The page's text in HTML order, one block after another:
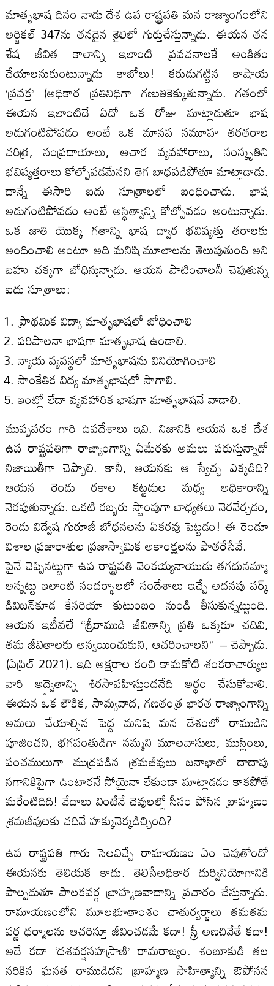
మాతృభాష దినం నాడు దేశ ఉప రాష్ట్రపతి మన రాజ్యాంగంలోని
అర్జికల్‌ 347ను తనదైన శైలిలో గుర్తుచేస్తున్నాడు. ఈయన తన
శేష జీవిత కాలాన్ని ఇలాంటి ప్రవచనాలకే అంకితం
చేయాలనుకుంటున్నాడు కాబోలు! కరుడుగట్టిన కాషాయ
‘ప్రవక్త’ (అధికార ప్రతినిధిగా గణుతికెక్కుతున్నాడు. గతంలో
ఈయన ఇలాంటిదే ఏదో ఒక రోజు మాట్లాడుతూ భాష
అడుగంటిపోవడం అంటే ఒక మానవ సమూహ తరతరాల
చరిత్ర, సంప్రదాయాలు, ఆచార వ్యవహారాలు, సంస్కృతిని
భవిష్యత్తరాలు కోల్పోవడమేనని తెగ బాధపడిపోతూ మాట్లాడాడు.
దాన్నే ఈసారి ఐదు సూత్రాలలో బంధించాడు. భాష
అడుగంటిపోవడం అంటే అస్థిత్వాన్ని కోల్పోవడం అంటున్నాడు.
ఒక జాతి యొక్క గతాన్ని భాష ద్వార భవిష్యత్తు తరాలకు
అందించాలి అంటూ అది మనిషి మూలాలను తెలుపుతుంది అని
బహు చక్కగా బోధిస్తున్నాడు. ఆయన పాటించాలనీ చెపుతున్న
ఐదు సూత్రాలు:
ప్రాథమిక విద్యా మాతృభాషలో బోధించాలి
పరిపాలనా భాషగా మాతృభాష ఉండాలి.
న్యాయ వ్యవస్థలో మాతృభాషను వినియోగించాలి
సాంకేతిక విద్య మాతృభాషలో సాగాలి.
ఇంట్లో లేదా వ్యవహారిక భాషగా మాతృభాషనే వాడాలి.
ముప్పవరం గారి ఉపదేశాలు ఇవి. నిజానికి ఆయన ఒక దేశ
ఉప రాష్ట్రపతిగా రాజ్యాంగాన్ని ఏమేరకు అమలు పరుస్తున్నాడో
నిజాయితీగా చెప్పాలి. కానీ, ఆయ‌న‌కు ఆ స్వేచ్ఛ‌ ఎక్కడిది?
ఆయన రెండు రకాల కట్టడుల మధ్య అధికారాన్ని
నెరపుతున్నాడు. ఒకటి రబ్బరు స్టాంపుగా బాధ్యతలు నెరవేర్చడం,
రెండు విద్వేష గురూజీ బోధనలను ఏకరవు పెట్టడం! ఈ రెండూ
విశాల ప్రజారాశుల ప్రజాస్వామిక అకాంక్షలను పాతరేసేవే.
పైనే చెప్పినట్టుగా ఉప రాష్ట్ర‌ప‌తి వెంక‌య్య‌నాయుడు తగదునమ్మా
అన్నట్టు ఇలాంటి సందర్భాలలో సందేశాలు ఇచ్చే అదనపు వర్క్‌
డివిజన్‌కూడ కేసరియా కుటుంబం నుండి తీసుకున్నట్టుంది.
ఆయన ఇటీవలే “శ్రీరాముడి జీవితాన్ని ప్రతి ఒక్కరూ చదివి,
తమ జీవితాలకు అన్వ‌యించుకుని, ఆచరించాలని” – చెప్పాడు.
(ఏప్రిల్‌ 2021). ఇది అక్షరాల కంచి కామకోటి శంకరాచార్యుల
వారి అద్వైతాన్ని శిరసావహిస్తుందనేది అర్థం చేసుకోవాలి.
ఈయన ఒక లౌకిక, సామ్యవాద, గణతంత్ర భారత రాజ్యాంగాన్ని
అమలు చేయాల్సిన పెద్ద మనిషి మన దేశంలో రాముడిని
పూజించని, భగవంతుడిగా నమ్మని మూలవాసులు, ముస్లింలు,
పంచములుగా ముద్రపడిన శ్రమజీవులు జనాభాలో దాదాపు
సగానికిపైగా ఉంటారనే సోయైనా లేకుండా మాట్లాడడం కాకపోతే
మరేంటిదిది! వేదాలు వింటేనే చెవులల్లో సీసం పోసిన బ్రాహ్మణం
శ్రమజీవులకు చదివే హక్కునెక్కడిచ్చింది?
ఉప రాష్ట్రపతి గారు సెలవిచ్చే రామాయణం ఏం చెపుతోందో
ఈయనకు తెలియక కాదు. తెలిసేఅధికార దుర్వినియోగానికి
పాల్పడుతూ పాలకవర్గ బ్రాహ్మణవాదాన్ని ప్రచారం చేస్తున్నాడు.
రామాయణంలోని మూలభూతాంశం చాతుర్వర్జాలు తమతమ
వర్ణ ధర్మాలను ఆచరిస్తూ జీవించడమే కదా! స్త్రీ అణచివేతే కదా!
అదే కదా ‘దశవర్షసహస్రాణి’ రామరాజ్యం. శంబూకుడి తల
నరికిన ఘనత రాముడిదని బ్రాహ్మణ సాహిత్యాన్ని ఔపోసన